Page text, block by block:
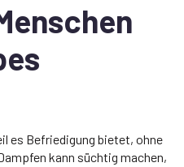
es Befriedigung bietet, ohne
kann süchtig machen,